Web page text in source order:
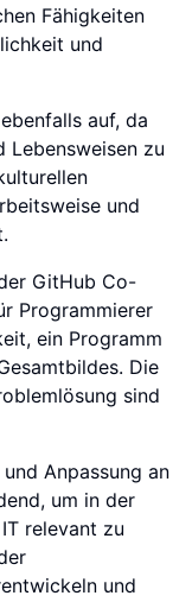
Fähigkeiten
und
auf, da
Lebensweisen zu
und
GitHub Co-
Programmierer
ein Programm
Die
sind
Anpassung an
um in der
relevant zu
und